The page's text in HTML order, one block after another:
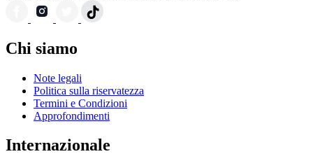
Chi siamo
Note legali
Politica sulla riservatezza
Termini e Condizioni
Approfondimenti
Internazionale